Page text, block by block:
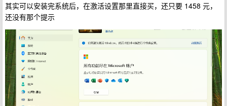
其实可以安装完系统后，在激活设置那里直接买，还只要 1458 元，
还没有那个提示